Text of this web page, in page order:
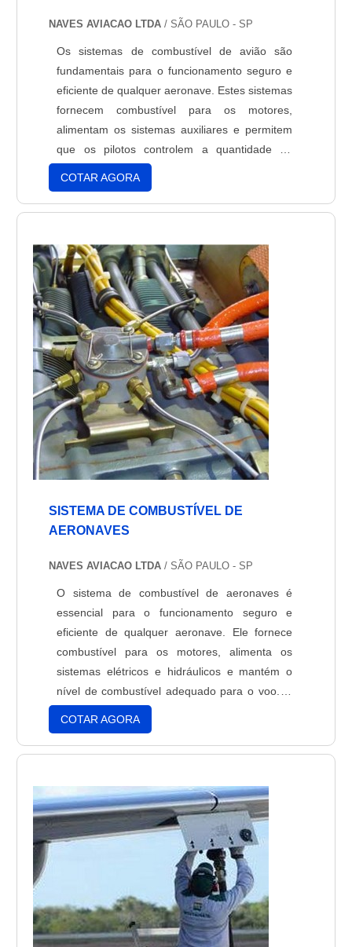
NAVES AVIACAO LTDA/ SÃO PAULO - SP
Os sistemas de combustível de avião são
fundamentais para o funcionamento seguro e
eficiente de qualquer aeronave. Estes sistemas
fornecem combustível para os motores,
alimentam os sistemas auxiliares e permitem
que os pilotos controlem a quantidade de
combustível que é usada durante o voo. Os
sistemas de combustível de avião são
projetados para serem seguros, confiáveis e
controlar o combustível de forma precisa e
segura.
COTAR AGORA
SISTEMA DE COMBUSTÍVEL DE
AERONAVES
NAVES AVIACAO LTDA/ SÃO PAULO - SP
O sistema de combustível de aeronaves é
essencial para o funcionamento seguro e
eficiente de qualquer aeronave. Ele fornece
combustível para os motores, alimenta os
sistemas elétricos e hidráulicos e mantém o
nível de combustível adequado para o voo. O
sistema de combustível de aeronaves é
projetado para ser seguro, confiável e
eficiente, garantindo que a aeronave possa
COTAR AGORA